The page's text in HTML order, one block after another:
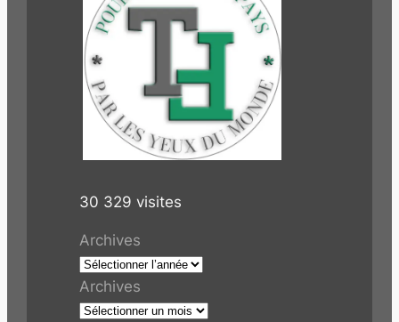
30 329 visites
Archives
Archives